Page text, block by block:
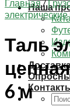
Наша
Главная/
Таль
6 м